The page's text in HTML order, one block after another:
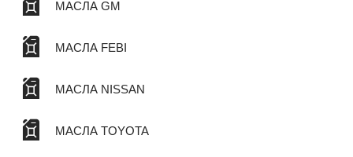
МАСЛА GM
МАСЛА FEBI
МАСЛА NISSAN
МАСЛА TOYOTA